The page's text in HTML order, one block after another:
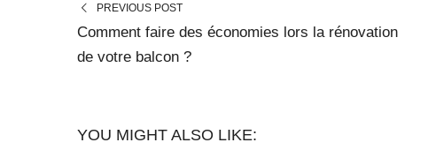
PREVIOUS POST
Comment faire des économies lors la rénovation
de votre balcon ?
YOU MIGHT ALSO LIKE: